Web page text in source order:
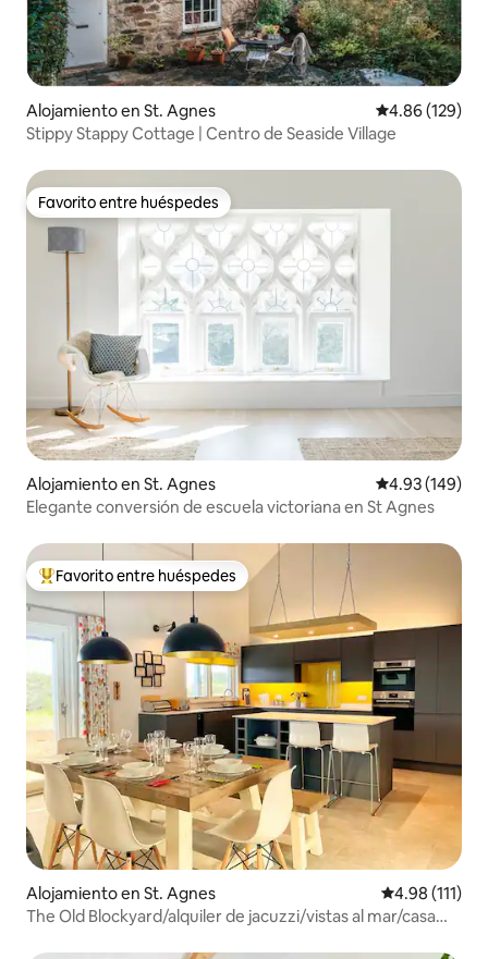
Alojamiento en St. Agnes Calificación
4.86 (129)
Stippy Stappy Cottage | Centro de Seaside Village
Favorito entre huéspedes
Favorito entre huéspedes
Alojamiento en St. Agnes Calificación
4.93 (149)
Elegante conversión de escuela victoriana en St Agnes
Favorito entre huéspedes preferido
Favorito entre huéspedes
Alojamiento en St. Agnes Calificación
4.98 (111)
The Old Blockyard/alquiler de jacuzzi/vistas al mar/casa